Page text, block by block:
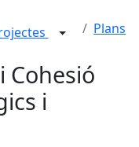
Plans
Cohesió
i